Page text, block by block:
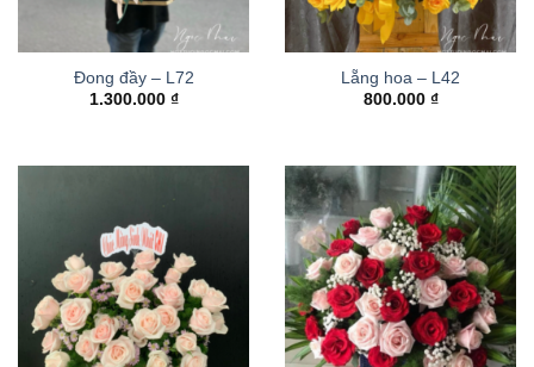
Đong đầy – L72
1.300.000 ₫
Lẵng hoa – L42
800.000 ₫